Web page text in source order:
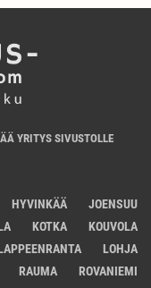
YRITYS SIVUSTOLLE
HYVINKÄÄ
JOENSUU
KOTKA
KOUVOLA
LOHJA
RAUMA
ROVANIEMI